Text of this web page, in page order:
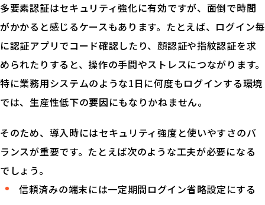
多要素認証はセキュリティ強化に有効ですが、面倒で時間
がかかると感じるケースもあります。たとえば、ログイン毎
に認証アプリでコード確認したり、顔認証や指紋認証を求
められたりすると、操作の手間やストレスにつながります。
特に業務用システムのような1日に何度もログインする環境
では、生産性低下の要因にもなりかねません。
そのため、導入時にはセキュリティ強度と使いやすさのバ
ランスが重要です。たとえば次のような工夫が必要になる
でしょう。
信頼済みの端末には一定期間ログイン省略設定にする